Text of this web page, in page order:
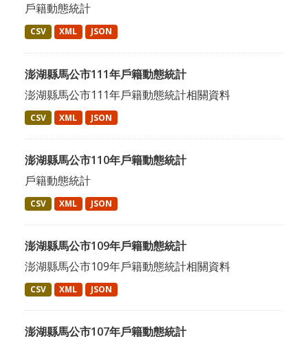
戶籍動態統計
CSV XML JSON
澎湖縣馬公市111年戶籍動態統計
澎湖縣馬公市111年戶籍動態統計相關資料
CSV XML JSON
澎湖縣馬公市110年戶籍動態統計
戶籍動態統計
CSV XML JSON
澎湖縣馬公市109年戶籍動態統計
澎湖縣馬公市109年戶籍動態統計相關資料
CSV XML JSON
澎湖縣馬公市107年戶籍動態統計